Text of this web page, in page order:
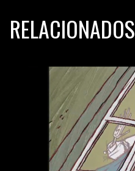
RELACIONADOS